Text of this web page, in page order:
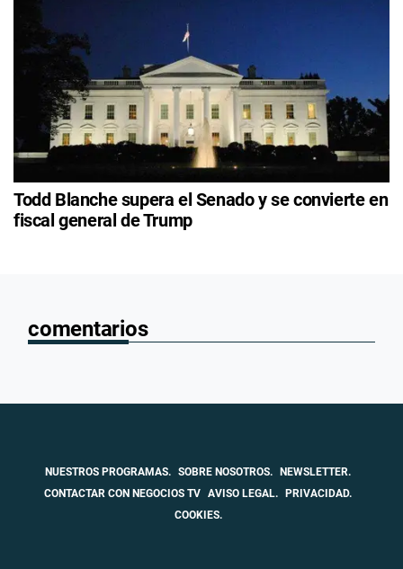
Todd Blanche supera el Senado y se convierte en
fiscal general de Trump
comentarios
NUESTROS PROGRAMAS. SOBRE NOSOTROS. NEWSLETTER.
CONTACTAR CON NEGOCIOS TV AVISO LEGAL. PRIVACIDAD.
COOKIES.